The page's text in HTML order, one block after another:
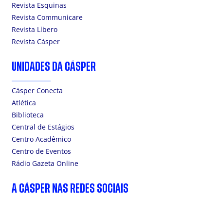
Revista Esquinas
Revista Communicare
Revista Líbero
Revista Cásper
UNIDADES DA CÁSPER
Cásper Conecta
Atlética
Biblioteca
Central de Estágios
Centro Acadêmico
Centro de Eventos
Rádio Gazeta Online
A CÁSPER NAS REDES SOCIAIS